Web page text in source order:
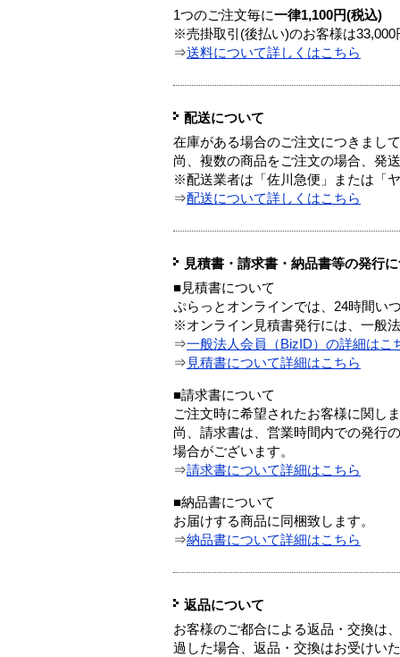
1つのご注文毎に一律1,100円(税込)
※売掛取引(後払い)のお客様は33,000
⇒送料について詳しくはこちら
配送について
在庫がある場合のご注文につきまし
尚、複数の商品をご注文の場合、発
※配送業者は「佐川急便」または「
⇒配送について詳しくはこちら
見積書・請求書・納品書等の発行
■見積書について
ぷらっとオンラインでは、24時間い
※オンライン見積書発行には、一般
⇒一般法人会員（BizID）の詳細はこ
⇒ 見積書について詳細はこちら
■請求書について
ご注文時に希望されたお客様に関し
尚、請求書は、営業時間内での発行
場合がございます。
⇒請求書について詳細はこちら
■納品書について
お届けする商品に同梱致します。
⇒納品書について詳細はこちら
返品について
お客様のご都合による返品・交換は
過した場合、返品・交換はお受けいた